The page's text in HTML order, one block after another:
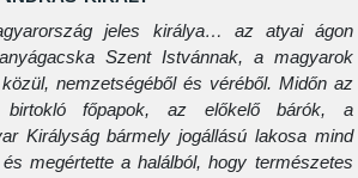
jeles királya… az atyai ágon
Szent Istvánnak, a magyarok
nemzetségéből és véréből. Midőn az
birtokló főpapok, az előkelő bárók, a
Királyság bármely jogállású lakosa mind
megértette a halálból, hogy természetes